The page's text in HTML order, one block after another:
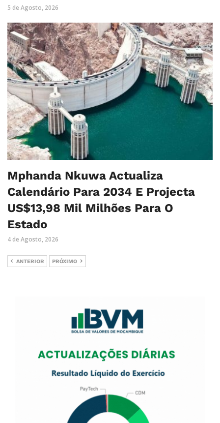
5 de Agosto, 2026
Mphanda Nkuwa Actualiza
Calendário Para 2034 E Projecta
US$13,98 Mil Milhões Para O
Estado
4 de Agosto, 2026
ANTERIOR PRÓXIMO